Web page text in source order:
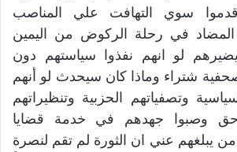
قدموا سوي التهافت علي المناصب
في رحلة الركوض من اليمين
يضيرهم لو انهم نفذوا سياستهم دون
شتراء وماذا كان سيحدث لو أنهم
وتصفياتهم الحزبية وتنظيراتهم
وصبوا جهدهم في خدمة قضايا
يبلغهم عني ان الثورة لم تقم لنصرة